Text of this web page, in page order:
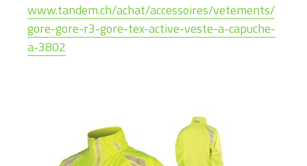
www.tandem.ch/achat/accessoires/vetements/
gore-gore-r3-gore-tex-active-veste-a-capuche-
a-3802